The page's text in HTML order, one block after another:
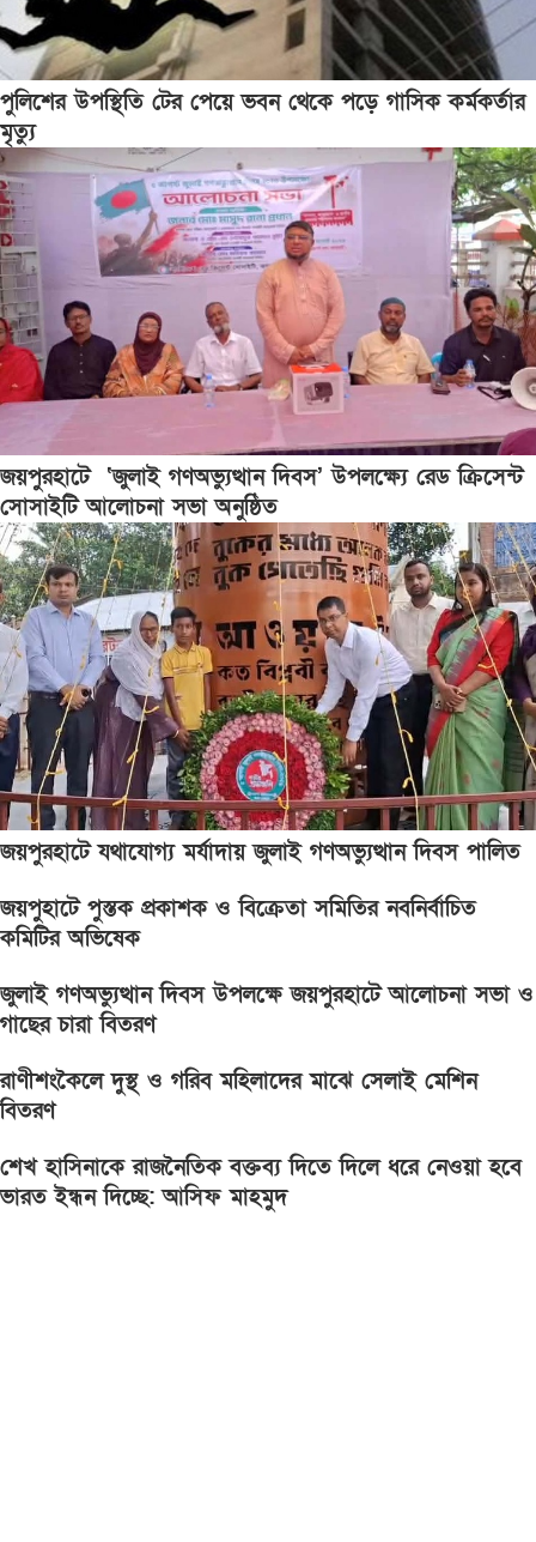
পুলিশের উপস্থিতি টের পেয়ে ভবন থেকে পড়ে গাসিক কর্মকর্তার
মৃত্যু
জয়পুরহাটে ‘জুলাই গণঅভ্যুত্থান দিবস’ উপলক্ষ্যে রেড ক্রিসেন্ট
সোসাইটি আলোচনা সভা অনুষ্ঠিত
জয়পুরহাটে যথাযোগ্য মর্যাদায় জুলাই গণঅভ্যুত্থান দিবস পালিত
জয়পুহাটে পুস্তক প্রকাশক ও বিক্রেতা সমিতির নবনির্বাচিত
কমিটির অভিষেক
জুলাই গণঅভ্যুত্থান দিবস উপলক্ষে জয়পুরহাটে আলোচনা সভা ও
গাছের চারা বিতরণ
রাণীশংকৈলে দুস্থ ও গরিব মহিলাদের মাঝে সেলাই মেশিন
বিতরণ
শেখ হাসিনাকে রাজনৈতিক বক্তব্য দিতে দিলে ধরে নেওয়া হবে
ভারত ইন্ধন দিচ্ছে: আসিফ মাহমুদ